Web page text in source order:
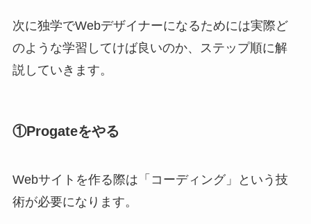
次に独学でWebデザイナーになるためには実際ど
のような学習してけば良いのか、ステップ順に解
説していきます。
①Progateをやる
Webサイトを作る際は「コーディング」という技
術が必要になります。